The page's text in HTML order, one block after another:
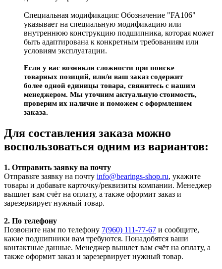
Специальная модификация: Обозначение "FA106"
указывает на специальную модификацию или
внутреннюю конструкцию подшипника, которая может
быть адаптирована к конкретным требованиям или
условиям эксплуатации.
Если у вас возникли сложности при поиске
товарных позиций, или/и ваш заказ содержит
более одной единицы товара, свяжитесь с нашим
менеджером. Мы уточним актуальную стоимость,
проверим их наличие и поможем с оформлением
заказа.
Для составления заказа можно
воспользоваться одним из вариантов:
1. Отправить заявку на почту
Отправьте заявку на почту info@bearings-shop.ru, укажите
товары и добавьте карточку/реквизиты компании. Менеджер
вышлет вам счёт на оплату, а также оформит заказ и
зарезервирует нужный товар.
2. По телефону
Позвоните нам по телефону 7(960) 111-77-67 и сообщите,
какие подшипники вам требуются. Понадобятся ваши
контактные данные. Менеджер вышлет вам счёт на оплату, а
также оформит заказ и зарезервирует нужный товар.